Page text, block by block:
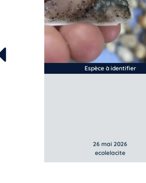
Espèce à identifier
26 mai 2026
ecolelacite